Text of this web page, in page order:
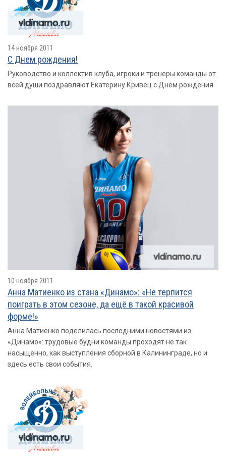
14 ноября 2011
С Днем рождения!
Руководство и коллектив клуба, игроки и тренеры команды от
всей души поздравляют Екатерину Кривец с Днем рождения.
10 ноября 2011
Анна Матиенко из стана «Динамо»: «Не терпится
поиграть в этом сезоне, да ещё в такой красивой
форме!»
Анна Матиенко поделилась последними новостями из
«Динамо»: трудовые будни команды проходят не так
насыщенно, как выступления сборной в Калининграде, но и
здесь есть свои события.